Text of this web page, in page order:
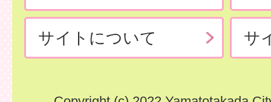
サイトについて サ